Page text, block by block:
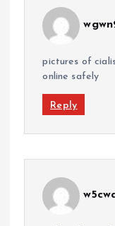
pictures of
online safely
Reply